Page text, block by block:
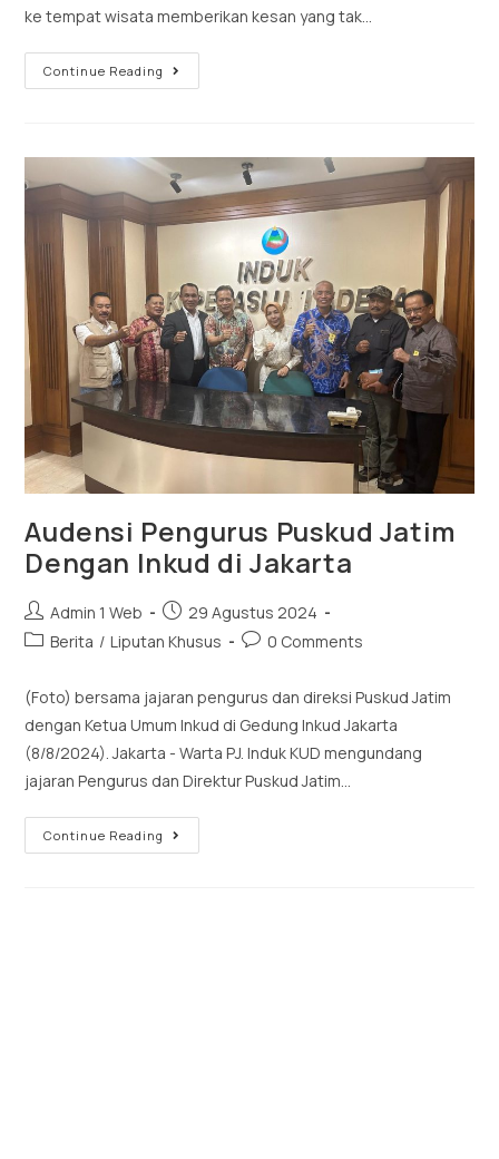
ke tempat wisata memberikan kesan yang tak…
Continue Reading
Audensi Pengurus Puskud Jatim
Dengan Inkud di Jakarta
Admin 1 Web
29 Agustus 2024
Berita / Liputan Khusus 0 Comments
(Foto) bersama jajaran pengurus dan direksi Puskud Jatim
dengan Ketua Umum Inkud di Gedung Inkud Jakarta
(8/8/2024). Jakarta - Warta PJ. Induk KUD mengundang
jajaran Pengurus dan Direktur Puskud Jatim…
Continue Reading